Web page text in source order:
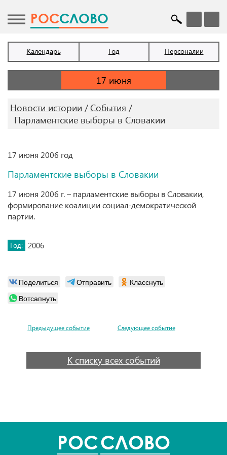
POCСЛОВО
Календарь Год Персоналии
Новости истории
События
Парламентские выборы в Словакии
17 июня 2006 год
Парламентские выборы в Словакии
17 июня 2006 г. – парламентские выборы в Словакии,
формирование коалиции социал-демократической
партии.
Год: 2006
Поделиться Отправить
Класснуть
Вотсапнуть
Предыдущее событие Следующее событие
К списку всех событий
POCСЛОВО